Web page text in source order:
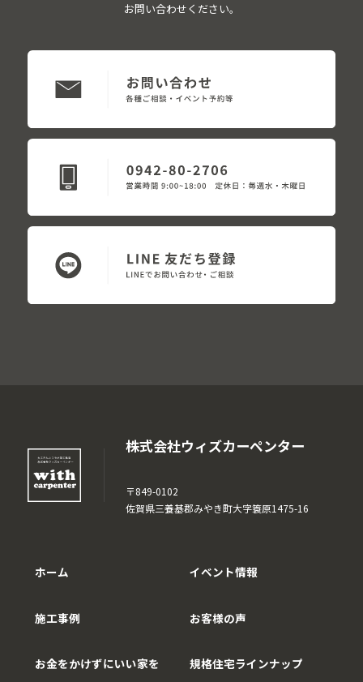
お問い合わせください。
株式会社ウィズカーペンター
〒849-0102
佐賀県三養基郡みやき町大字簑原1475-16
ホーム
施工事例
お金をかけずにいい家を
イベント情報
お客様の声
規格住宅ラインナップ